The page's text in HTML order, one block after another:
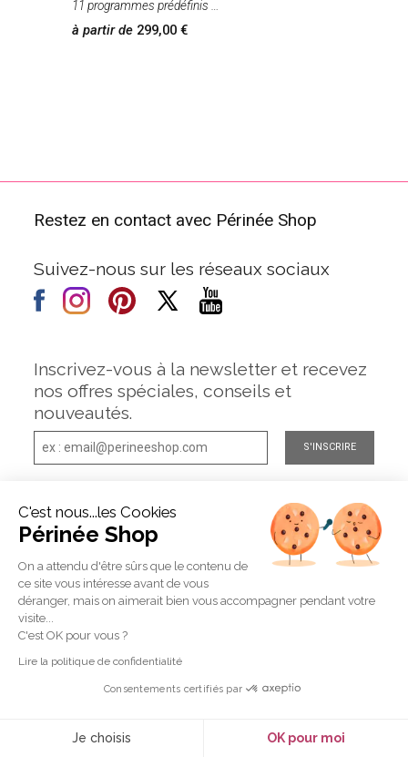
11 programmes prédéfinis
à partir de 299,00
Restez en contact avec Périnée Shop
Suivez-nous sur les réseaux sociaux
Inscrivez-vous à la newsletter et recevez
nos offres spéciales, conseils et
nouveautés.
S'INSCRIRE
Livraison
offerte
à partir de 149
d'achats
Livraison
en 24 à 48 h
Colis discret
"Périnée Shop"
sécurisé
échanges
C'est nous...les Cookies
Périnée Shop
On a attendu d'être sûrs que le contenu de
ce site vous intéresse avant de vous
déranger, mais on aimerait bien vous accompagner pendant votre
visite...
C'est OK pour vous ?
Lire la politique de confidentialité
Consentements certifiés par
Je choisis OK pour moi